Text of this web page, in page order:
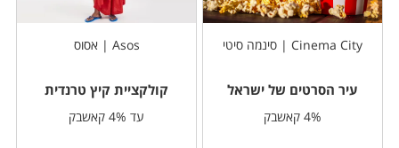
Cinema City | סינמה סיטי
עיר הסרטים של ישראל
4% קאשבק
Asos | אסוס
קולקציית קיץ טרנדית
עד 4% קאשבק